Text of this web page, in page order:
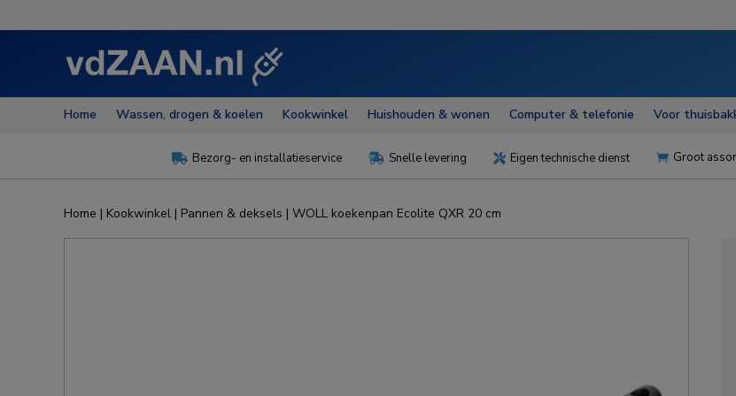
Home Wassen, drogen & koelen Kookwinkel Huishouden & wonen Computer & telefonie Voor
 Bezorg- en installatieservice  Snelle levering  Eigen technische dienst  Groot
Home | Kookwinkel | Pannen & deksels | WOLL koekenpan Ecolite QXR 20 cm